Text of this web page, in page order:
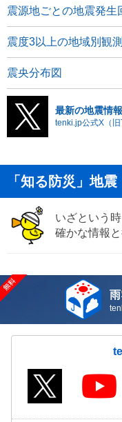
震源地ごとの地震発生
震度3以上の地域別観
震央分布図
最新の地震情
tenki.jp公式X（旧
「知る防災」地震
いざという
確かな情報